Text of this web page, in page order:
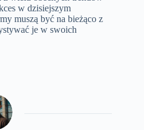
w dzisiejszym
muszą być na bieżąco z
je w swoich